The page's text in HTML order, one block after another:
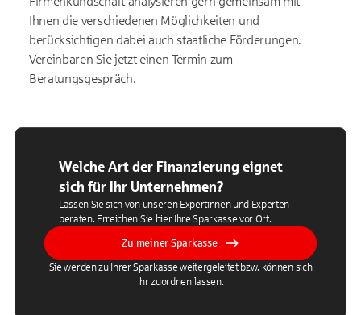
Ihnen die verschiedenen Möglichkeiten und
berücksichtigen dabei auch staatliche Förderungen.
Vereinbaren Sie jetzt einen Termin zum
Beratungsgespräch.
Welche Art der Finanzierung eignet
sich für Ihr Unternehmen?
Lassen Sie sich von unseren Expertinnen und Experten
beraten. Erreichen Sie hier Ihre Sparkasse vor Ort.
Zu meiner Sparkasse
Sie werden zu Ihrer Sparkasse weitergeleitet bzw. können sich
ihr zuordnen lassen.